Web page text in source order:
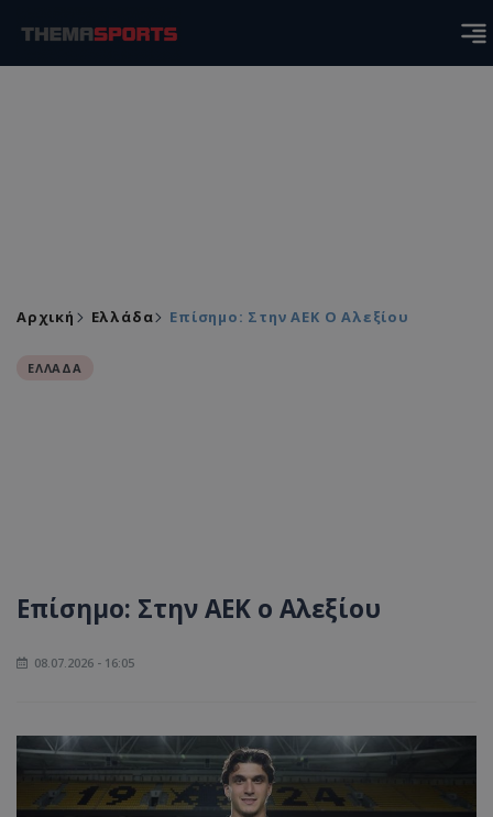
Αρχική Ελλάδα Επίσημο: Στην ΑΕΚ Ο Αλεξίου
ΕΛΛΑΔΑ
Επίσημο: Στην ΑΕΚ ο Αλεξίου
08.07.2026 - 16:05